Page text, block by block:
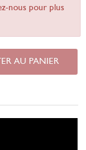
nous pour plus
AU PANIER